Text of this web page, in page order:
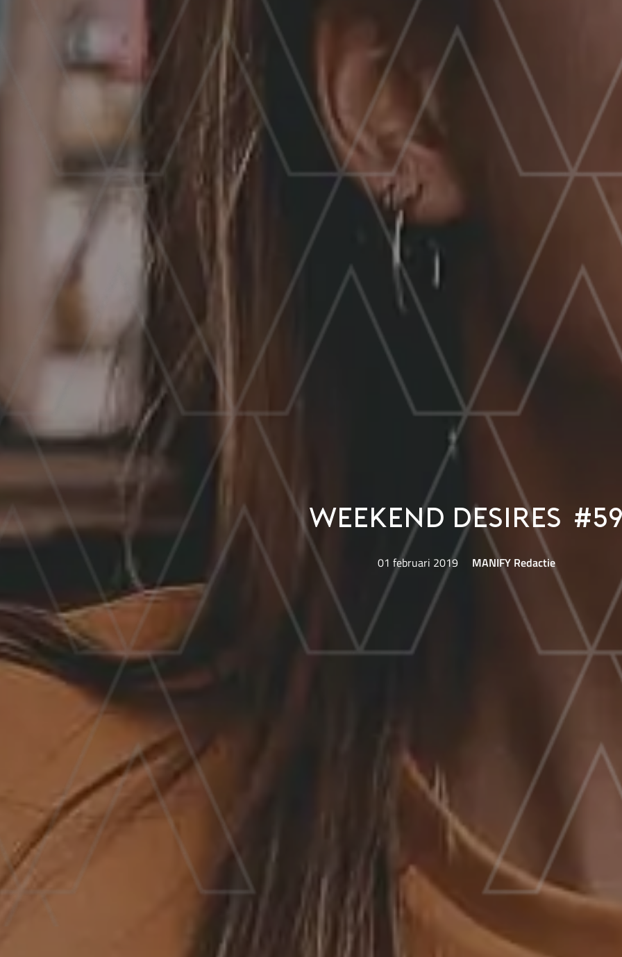
Weekend Desires
01 februari 2019 MANIFY Redactie